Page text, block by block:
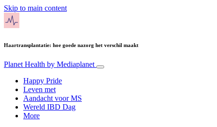
Skip to main content
Haartransplantatie: hoe goede nazorg het verschil maakt
Planet Health by Mediaplanet
Happy Pride
Leven met
Aandacht voor MS
Wereld IBD Dag
More